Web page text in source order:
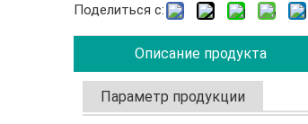
Поделиться с:
Описание продукта
Параметр продукции